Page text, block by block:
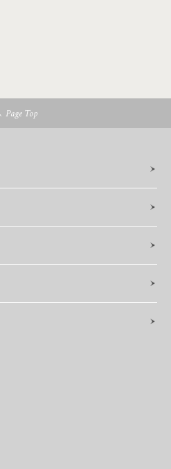
Page Top